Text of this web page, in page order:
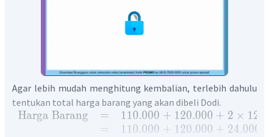
Agar lebih mudah menghitung kembalian, terlebih dahulu
tentukan total harga barang yang akan dibeli Dodi.
Harga Barang
=
=
110.000 + 120.000 + 2 ×
110.000 + 120.000 + 24.000